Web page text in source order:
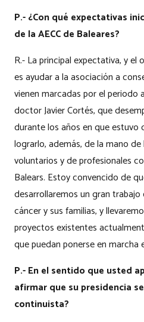
P.- ¿Con qué expectativas
de la AECC de Baleares?
R.- La principal expectativa, y el
es ayudar a la asociación a
vienen marcadas por el periodo
doctor Javier Cortés, que
durante los años en que estuvo
lograrlo, además, de la mano
voluntarios y de profesionales
Balears. Estoy convencido de
desarrollaremos un gran
cáncer y sus familias, y
proyectos existentes
que puedan ponerse en marcha
P.- En el sentido que usted
afirmar que su presidencia
continuista?